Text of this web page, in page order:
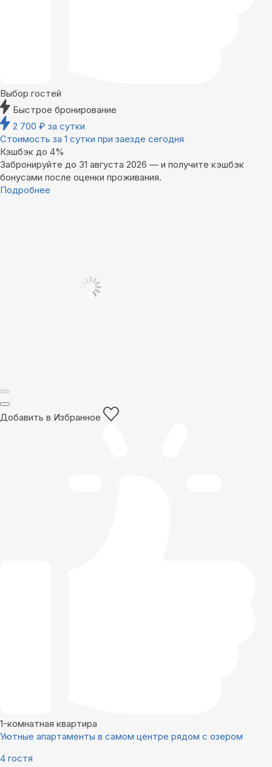
Выбор гостей
Быстрое бронирование
2 700 ₽ за сутки
Стоимость за 1 сутки при заезде сегодня
Кэшбэк до 4%
Забронируйте до 31 августа 2026 — и получите кэшбэк
бонусами после оценки проживания.
Подробнее
Добавить в Избранное
1-комнатная квартира
Уютные апартаменты в самом центре рядом с озером
4 гостя